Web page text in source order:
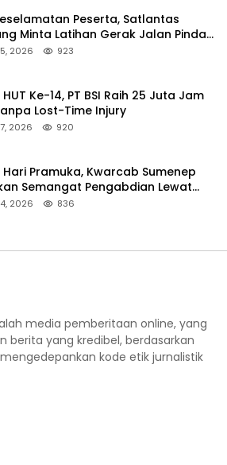
Peserta, Satlantas
Minta Latihan Gerak Jalan Pindah
Aman
2026 923
Ke-14, PT BSI Raih 25 Juta Jam
Lost-Time Injury
2026 920
Pramuka, Kwarcab Sumenep
Semangat Pengabdian Lewat
2026 836
media pemberitaan online, yang
berita yang kredibel, berdasarkan
kode etik jurnalistik